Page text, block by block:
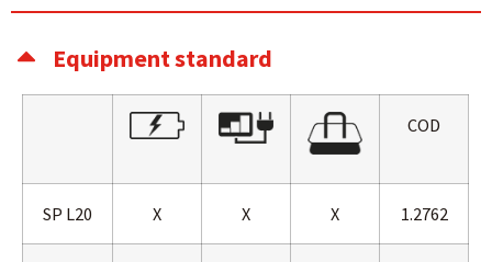
Equipment standard
COD
SP L20 X X X 1.2762